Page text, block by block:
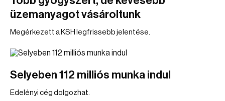
üzemanyagot vásároltunk
Megérkezett a KSH legfrissebb jelentése.
Selyeben 112 milliós munka indul
Edelényi cég dolgozhat.